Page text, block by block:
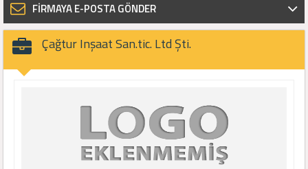
FİRMAYA E-POSTA GÖNDER
Çağtur Inşaat San.tic. Ltd Şti.